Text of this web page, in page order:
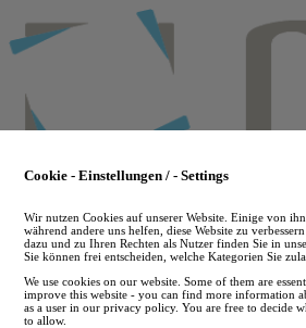
to
main
Cookie - Einstellungen / - Settings
Wir nutzen Cookies auf unserer Website. Einige von
während andere uns helfen, diese Website zu
dazu und zu Ihren Rechten als Nutzer finden Sie in
Sie können frei entscheiden, welche Kategorien Sie
We use cookies on our website. Some of them are
improve this website - you can find more information
as a user in our privacy policy. You are free to decide
to allow.